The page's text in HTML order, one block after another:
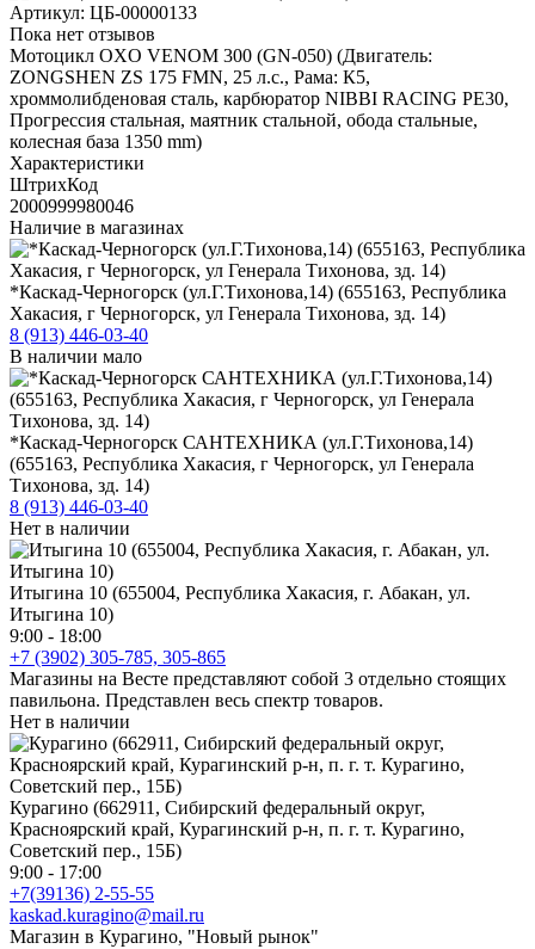
Артикул: ЦБ-00000133
Пока нет отзывов
Мотоцикл OXO VENOM 300 (GN-050) (Двигатель:
ZONGSHEN ZS 175 FMN, 25 л.с., Рама: К5,
хроммолибденовая сталь, карбюратор NIBBI RACING PE30,
Прогрессия стальная, маятник стальной, обода стальные,
колесная база 1350 mm)
Характеристики
ШтрихКод
2000999980046
Наличие в магазинах
*Каскад-Черногорск (ул.Г.Тихонова,14) (655163, Республика
Хакасия, г Черногорск, ул Генерала Тихонова, зд. 14)
8 (913) 446-03-40
В наличии мало
*Каскад-Черногорск САНТЕХНИКА (ул.Г.Тихонова,14)
(655163, Республика Хакасия, г Черногорск, ул Генерала
Тихонова, зд. 14)
8 (913) 446-03-40
Нет в наличии
Итыгина 10 (655004, Республика Хакасия, г. Абакан, ул.
Итыгина 10)
9:00 - 18:00
+7 (3902) 305-785, 305-865
Магазины на Весте представляют собой 3 отдельно стоящих
павильона. Представлен весь спектр товаров.
Нет в наличии
Курагино (662911, Сибирский федеральный округ,
Красноярский край, Курагинский р-н, п. г. т. Курагино,
Советский пер., 15Б)
9:00 - 17:00
+7(39136) 2-55-55
kaskad.kuragino@mail.ru
Магазин в Курагино, "Новый рынок"